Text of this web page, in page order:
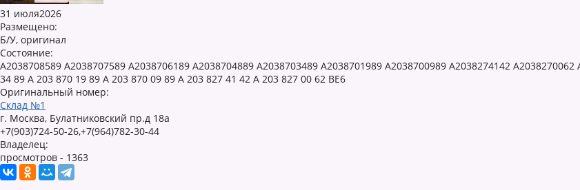
31 июля2026
Размещено:
Б/У, оригинал
Состояние:
A2038708589 A2038707589 A2038706189 A2038704889 A2038703489 A2038701989 A2038700989 A2038274142
34 89 A 203 870 19 89 A 203 870 09 89 A 203 827 41 42 A 203 827 00 62 BE6
Оригинальный номер:
Склад №1
г. Москва, Булатниковский пр.д 18а
+7(903)724-50-26,+7(964)782-30-44
Владелец:
просмотров - 1363